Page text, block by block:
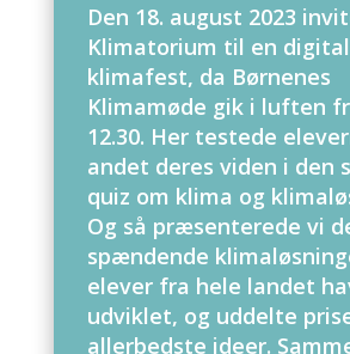
Den 18. august 2023
Klimatorium til en digital
klimafest, da Børnenes
Klimamøde gik i luften
12.30. Her testede
andet deres viden i den
quiz om klima og
Og så præsenterede vi
spændende
elever fra hele landet
udviklet, og uddelte
allerbedste ideer.